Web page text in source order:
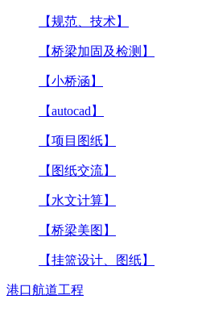
【规范、技术】
【桥梁加固及检测】
【小桥涵】
【autocad】
【项目图纸】
【图纸交流】
【水文计算】
【桥梁美图】
【挂篮设计、图纸】
港口航道工程